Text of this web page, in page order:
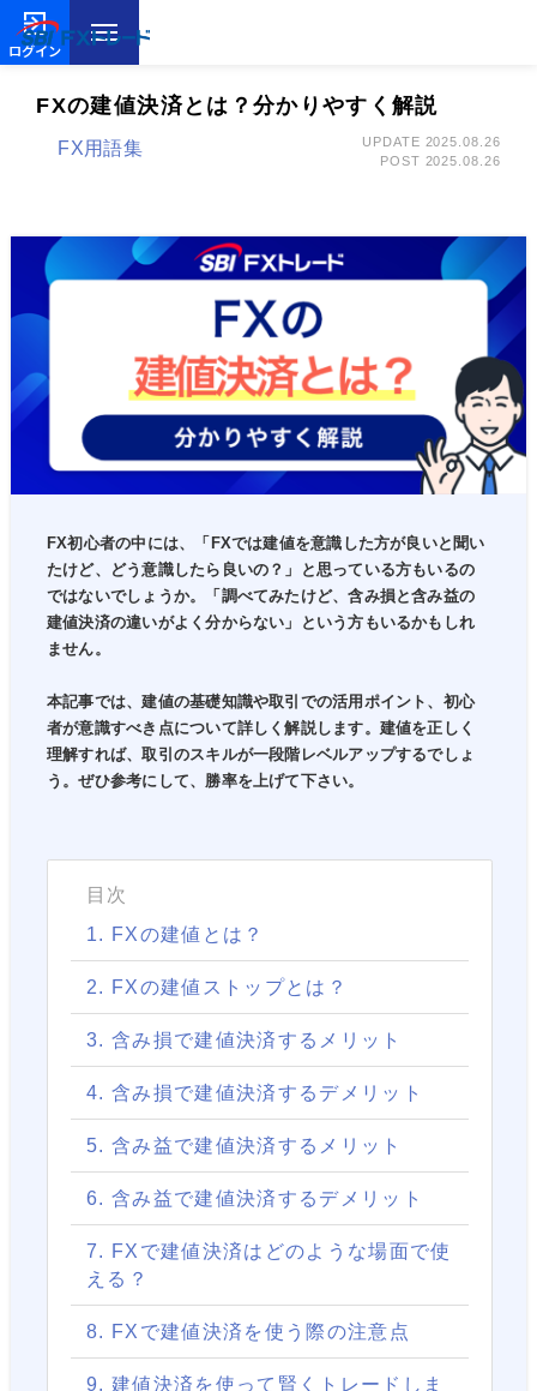
ログイン
FXの建値決済とは？分かりやすく解説
FX用語集
UPDATE 2025.08.26
POST 2025.08.26
FX初心者の中には、「FXでは建値を意識した方が良いと聞い
たけど、どう意識したら良いの？」と思っている方もいるの
ではないでしょうか。「調べてみたけど、含み損と含み益の
建値決済の違いがよく分からない」という方もいるかもしれ
ません。
本記事では、建値の基礎知識や取引での活用ポイント、初心
者が意識すべき点について詳しく解説します。建値を正しく
理解すれば、取引のスキルが一段階レベルアップするでしょ
う。ぜひ参考にして、勝率を上げて下さい。
目次
1. FXの建値とは？
2. FXの建値ストップとは？
3. 含み損で建値決済するメリット
4. 含み損で建値決済するデメリット
5. 含み益で建値決済するメリット
6. 含み益で建値決済するデメリット
7. FXで建値決済はどのような場面で使
える？
8. FXで建値決済を使う際の注意点
9. 建値決済を使って賢くトレードしま